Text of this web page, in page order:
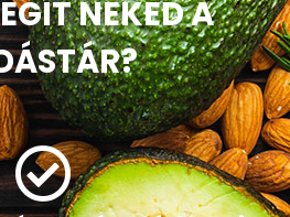
NEKED A